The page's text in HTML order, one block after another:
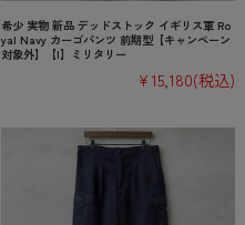
希少 実物 新品 デッドストック イギリス軍 Ro
yal Navy カーゴパンツ 前期型【キャンペーン
対象外】【I】ミリタリー
¥15,180(税込)